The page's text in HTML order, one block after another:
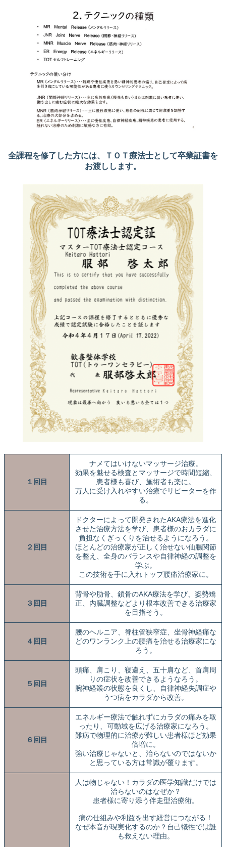
全課程を修了した方には、ＴＯＴ療法士として卒業証書を
お渡しします。
１回目
ナメてはいけないマッサージ治療。
効果を魅せる検査とマッサージで時間短縮、
患者様も喜び、施術者も楽に。
万人に受け入れやすい治療でリピーターを作
る。
２回目
ドクターによって開発されたAKA療法を進化
させた治療方法を学び、患者様のおカラダに
負担なくぎっくりを治せるようになろう。
ほとんどの治療家が正しく治せない仙腸関節
を整え、全身のバランスや自律神経の調整を
学ぶ。
この技術を手に入れトップ腰痛治療家に。
３回目
背骨や肋骨、鎖骨のAKA療法を学び、姿勢矯
正、内臓調整などより根本改善できる治療家
を目指そう。
４回目
腰のヘルニア、脊柱管狭窄症、坐骨神経痛な
どのワンランク上の腰痛を治せる治療家にな
ろう。
５回目
頭痛、肩こり、寝違え、五十肩など、首肩周
りの症状を改善できるようなろう。
腕神経叢の状態を良くし、自律神経失調症や
うつ病をカラダから改善。
６回目
エネルギー療法で触れずにカラダの痛みを取
ったり、可動域を広げる治療家になろう。
難病で物理的に治療が難しい患者様ほど効果
倍増に。
強い治療じゃないと、治らないのではないか
と思っている方は常識が覆ります。
人は物じゃない！カラダの医学知識だけでは
治らないのはなぜか？
患者様に寄り添う伴走型治療術。
病の仕組みや利益を出す経営につながる！
なぜ本音が現実化するのか？自己犠牲では誰
も救えない理由。